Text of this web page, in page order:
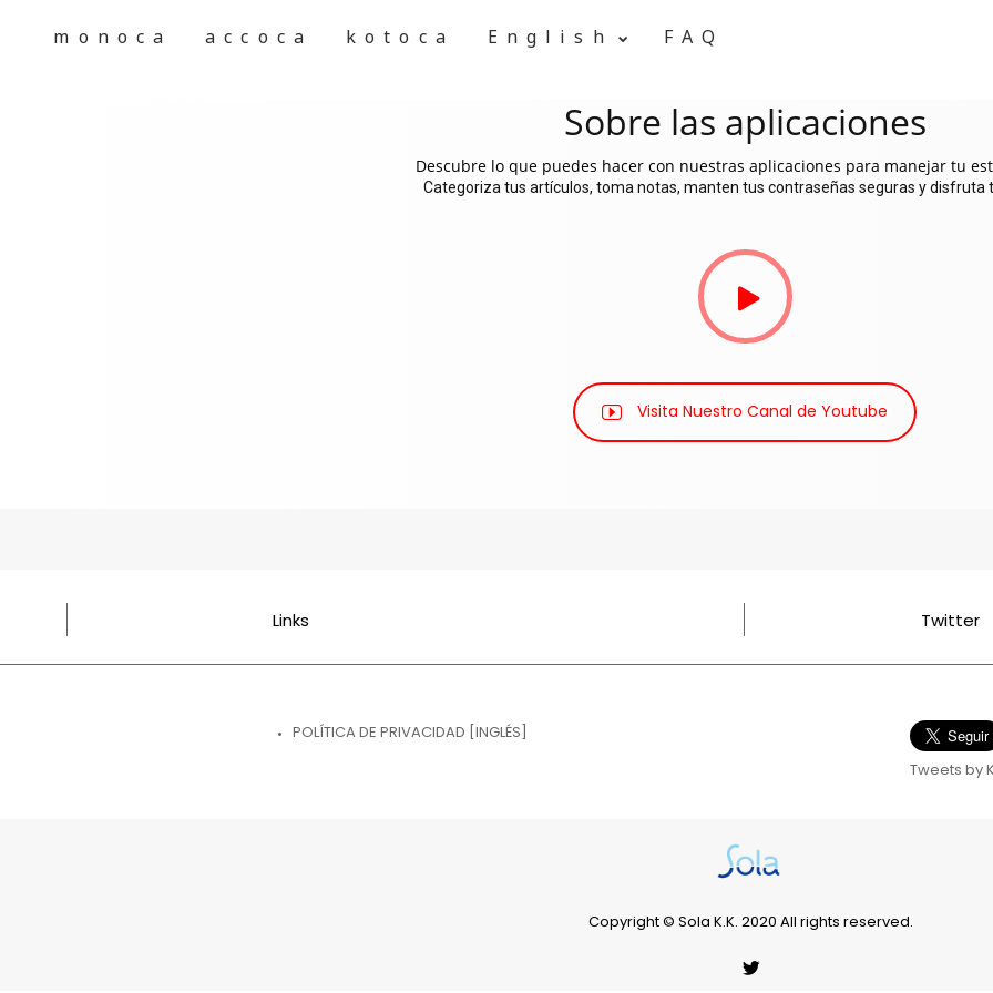
monoca accoca kotoca English FAQ
Sobre las aplicaciones
Descubre lo que puedes hacer con nuestras aplicaciones para manejar tu
Categoriza tus artículos, toma notas, manten tus contraseñas seguras y disfruta
Visita Nuestro Canal de Youtube
Links
POLÍTICA DE PRIVACIDAD [INGLÉS]
Twitter
Tweets by
Copyright © Sola K.K. 2020 All rights reserved.